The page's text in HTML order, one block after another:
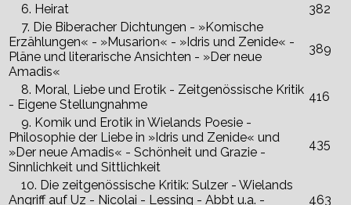
6. Heirat
382
7. Die Biberacher Dichtungen - »Komische
Erzählungen« - »Musarion« - »Idris und Zenide« -
Pläne und literarische Ansichten - »Der neue
Amadis«
389
8. Moral, Liebe und Erotik - Zeitgenössische Kritik
- Eigene Stellungnahme
416
9. Komik und Erotik in Wielands Poesie -
Philosophie der Liebe in »Idris und Zenide« und
»Der neue Amadis« - Schönheit und Grazie -
Sinnlichkeit und Sittlichkeit
435
10. Die zeitgenössische Kritik: Sulzer - Wielands
Angriff auf Uz - Nicolai - Lessing - Abbt u.a. -
463